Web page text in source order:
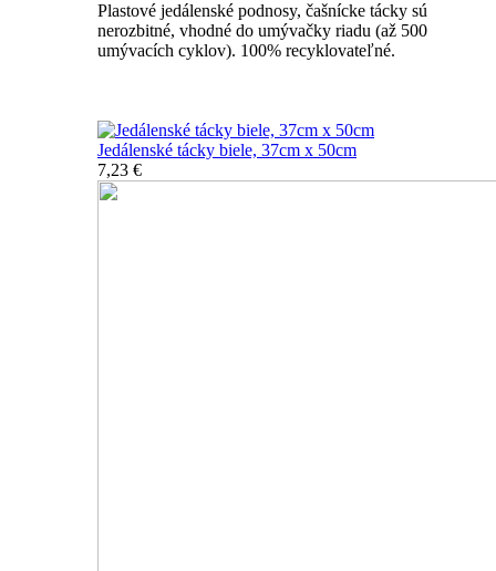
Plastové jedálenské podnosy, čašnícke tácky sú
nerozbitné, vhodné do umývačky riadu (až 500
umývacích cyklov). 100% recyklovateľné.
Jedálenské tácky biele, 37cm x 50cm
7,23 €